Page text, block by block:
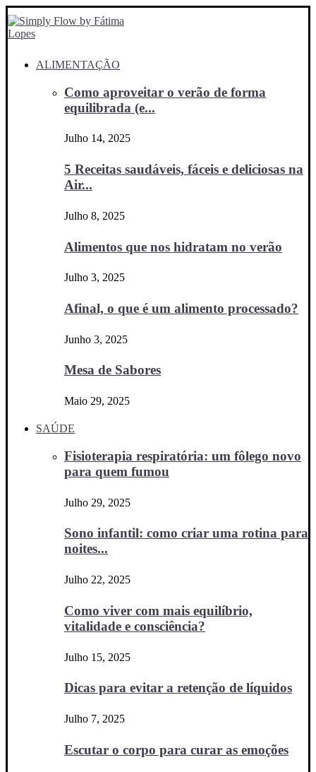
ALIMENTAÇÃO
Como aproveitar o verão de forma
equilibrada (e...
Julho 14, 2025
5 Receitas saudáveis, fáceis e deliciosas na
Air...
Julho 8, 2025
Alimentos que nos hidratam no verão
Julho 3, 2025
Afinal, o que é um alimento processado?
Junho 3, 2025
Mesa de Sabores
Maio 29, 2025
SAÚDE
Fisioterapia respiratória: um fôlego novo
para quem fumou
Julho 29, 2025
Sono infantil: como criar uma rotina para
noites...
Julho 22, 2025
Como viver com mais equilíbrio,
vitalidade e consciência?
Julho 15, 2025
Dicas para evitar a retenção de líquidos
Julho 7, 2025
Escutar o corpo para curar as emoções